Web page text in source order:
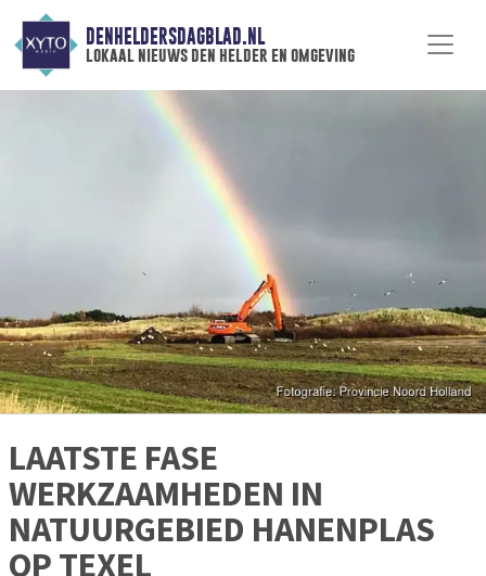
DENHELDERSDAGBLAD.NL
lokaal nieuws den helder en omgeving
LAATSTE FASE
WERKZAAMHEDEN IN
NATUURGEBIED HANENPLAS
OP TEXEL